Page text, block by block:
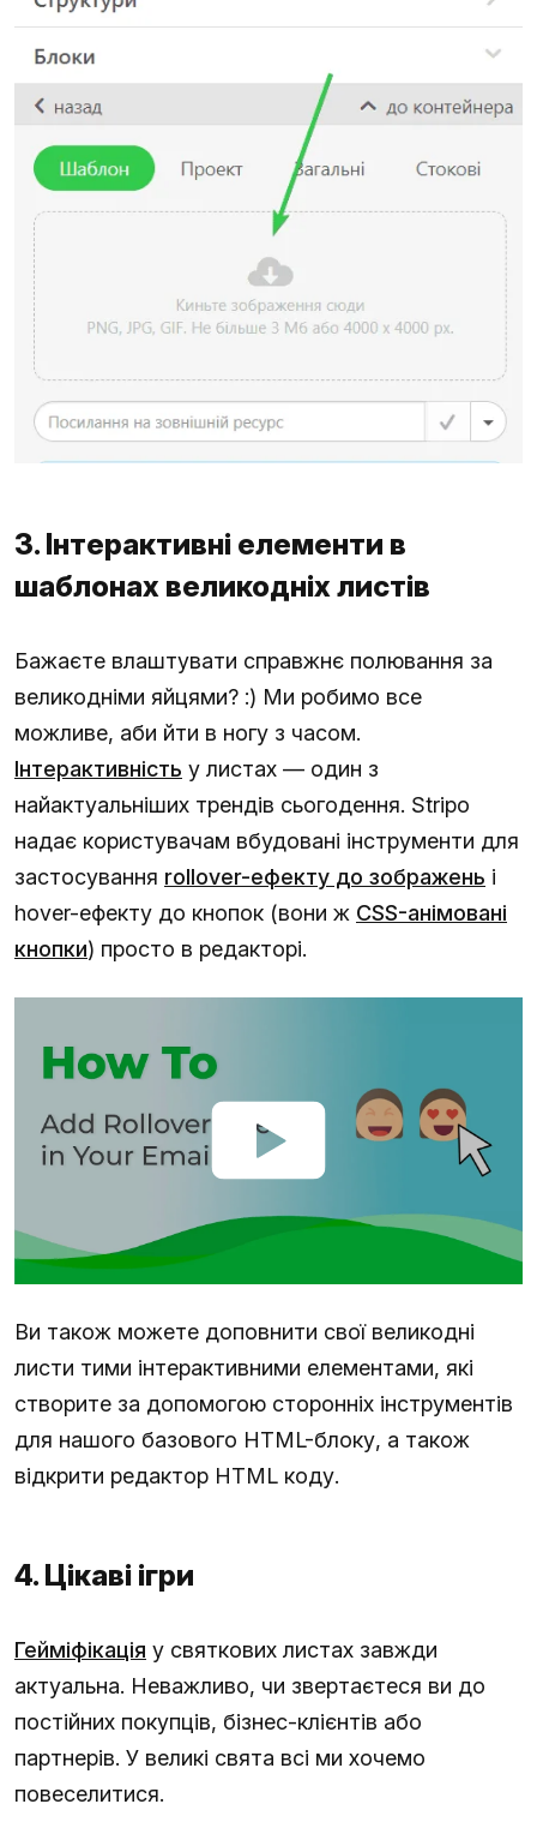
3. Інтерактивні елементи в
шаблонах великодніх листів
Бажаєте влаштувати справжнє полювання за
великодніми яйцями? :) Ми робимо все
можливе, аби йти в ногу з часом.
Інтерактивність у листах — один з
найактуальніших трендів сьогодення. Stripo
надає користувачам вбудовані інструменти для
застосування rollover-ефекту до зображень і
hover-ефекту до кнопок (вони ж CSS-анімовані
кнопки) просто в редакторі.
Ви також можете доповнити свої великодні
листи тими інтерактивними елементами, які
створите за допомогою сторонніх інструментів
для нашого базового HTML-блоку, а також
відкрити редактор HTML коду.
4. Цікаві ігри
Гейміфікація у святкових листах завжди
актуальна. Неважливо, чи звертаєтеся ви до
постійних покупців, бізнес-клієнтів або
партнерів. У великі свята всі ми хочемо
повеселитися.